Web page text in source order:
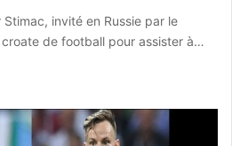
Stimac, invité en Russie par le
de football pour assister à…